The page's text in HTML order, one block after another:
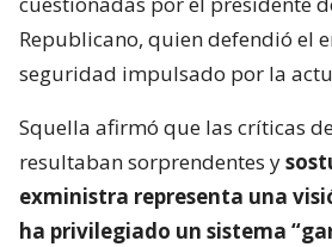
Republicano, quien defendió el
seguridad impulsado por la
Squella afirmó que las críticas
resultaban sorprendentes y
exministra representa una
ha privilegiado un sistema